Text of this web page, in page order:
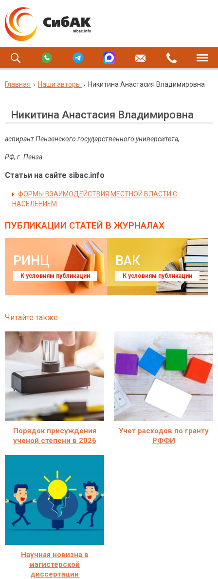
Главная Наши авторы Никитина Анастасия Владимировна
Никитина Анастасия Владимировна
аспирант Пензенского государственного университета,
РФ, г. Пенза
Статьи на сайте sibac.info
ФОРМЫ ВЗАИМОДЕЙСТВИЯ МЕСТНОЙ ВЛАСТИ С
НАСЕЛЕНИЕМ
ПУБЛИКАЦИИ СТАТЕЙ В ЖУРНАЛАХ
РИНЦ
К условиям публикации
ВАК
К условиям публикации
Читайте также
Порядок присуждения
ученой степени в 2026
Учет расходов по гранту
РФФИ
Научная новизна в
магистерской
диссертации